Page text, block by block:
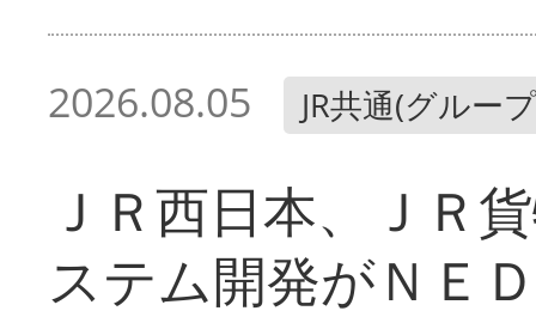
2026.08.05 JR共通(グルー
ＪＲ西日本、ＪＲ
ステム開発がＮＥ